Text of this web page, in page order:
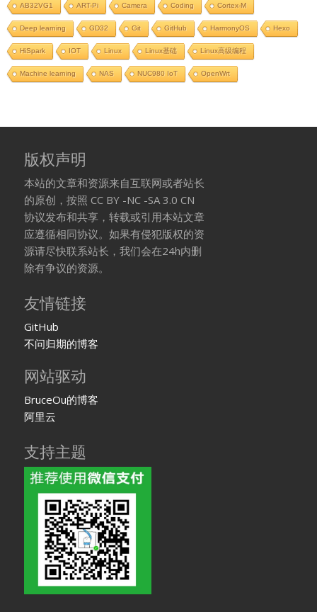
AB32VG1 ART-Pi Camera Coding Cortex-M
Deep learning GD32 Git GitHub HarmonyOS Hexo
HiSpark IOT Linux Linux基础 Linux高级编程
Machine learning NAS NUC980 IoT OpenWrt
版权声明
本站的文章和资源来自互联网或者站长
的原创，按照 CC BY -NC -SA 3.0 CN
协议发布和共享，转载或引用本站文章
应遵循相同协议。如果有侵犯版权的资
源请尽快联系站长，我们会在24h内删
除有争议的资源。
友情链接
GitHub
不问归期的博客
网站驱动
BruceOu的博客
阿里云
支持主题